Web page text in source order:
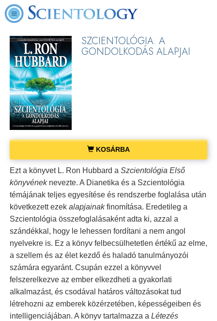
SZCIENTOLÓGIA: A
GONDOLKODÁS ALAPJAI
KOSÁRBA
Ezt a könyvet L. Ron Hubbard a Szcientológia Első
könyvéneknevezte. A Dianetika és a Szcientológia
témájának teljes egyesítése és rendszerbe foglalása után
következett ezek alapjainakfinomítása. Eredetileg a
Szcientológia összefoglalásaként adta ki, azzal a
szándékkal, hogy le lehessen fordítani a nem angol
nyelvekre is. Ez a könyv felbecsülhetetlen értékű az elme,
a szellem és az élet kezdő és haladó tanulmányozói
számára egyaránt. Csupán ezzel a könyvvel
felszerelkezve az ember elkezdheti a gyakorlati
alkalmazást, és csodával határos változásokat tud
létrehozni az emberek közérzetében, képességeiben és
intelligenciájában. A könyv tartalmazza a Létezés